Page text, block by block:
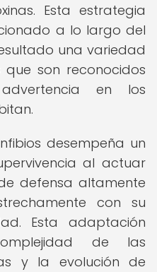
Esta estrategia
a lo largo del
una variedad
son reconocidos
en los
desempeña un
al actuar
defensa altamente
con su
Esta adaptación
de las
y la evolución de